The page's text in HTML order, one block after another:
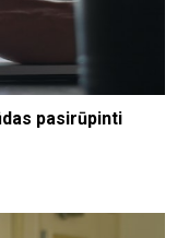
pasirūpinti